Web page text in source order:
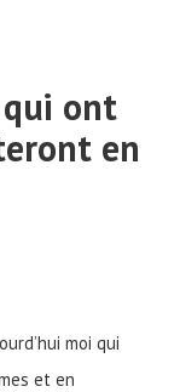
qui ont
en
moi qui
et en